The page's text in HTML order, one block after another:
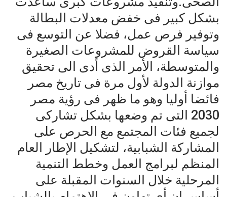
بشكل كبير فى خفض معدلات البطالة
وتوفير فرص عمل، فضلا عن التوسع فى
سياسة القروض للمشروعات الصغيرة
والمتوسطة، الأمر الذى أدى الى تحقيق
موازنة الدولة لأول مرة فى تاريخ مصر
فائضا أوليا وهو ما ظهر فى رؤية مصر
2030 التى تم وضعها بشكل تشاركى
لجميع فئات المجتمع مع الحرص على
المشاركة الشبابية، لتشكيل الإطار العام
المنظم لبرامج العمل وخطط التنمية
المرحلية خلال السنوات المقبلة على